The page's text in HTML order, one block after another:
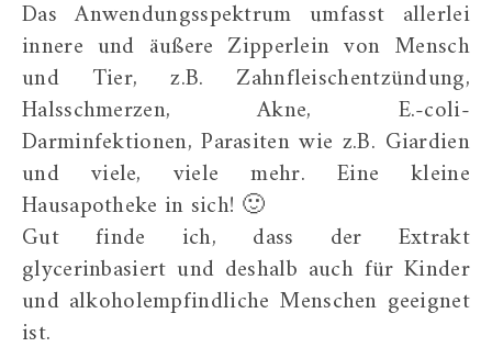
Das Anwendungsspektrum umfasst allerlei
innere und äußere Zipperlein von Mensch
und Tier, z.B. Zahnfleischentzündung,
Halsschmerzen, Akne, E.-coli-
Darminfektionen, Parasiten wie z.B. Giardien
und viele, viele mehr. Eine kleine
Hausapotheke in sich! 🙂
Gut finde ich, dass der Extrakt
glycerinbasiert und deshalb auch für Kinder
und alkoholempfindliche Menschen geeignet
ist.